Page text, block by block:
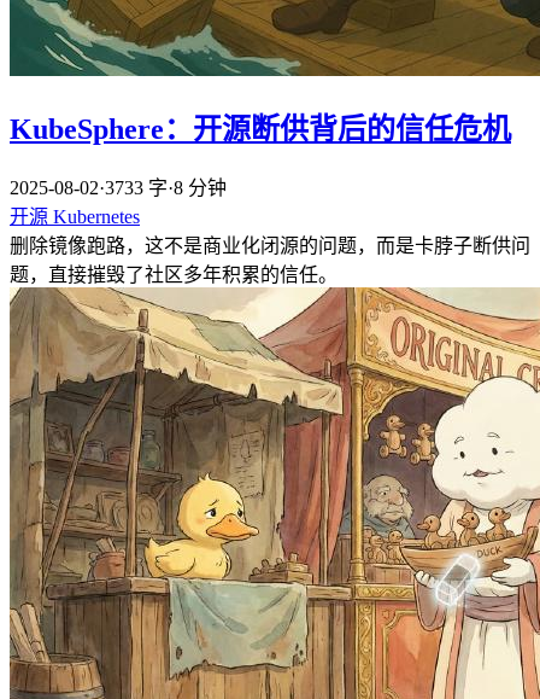
KubeSphere：开源断供背后的信任危机
2025-08-02·3733 字·8 分钟
开源 Kubernetes
删除镜像跑路，这不是商业化闭源的问题，而是卡脖子断供问
题，直接摧毁了社区多年积累的信任。